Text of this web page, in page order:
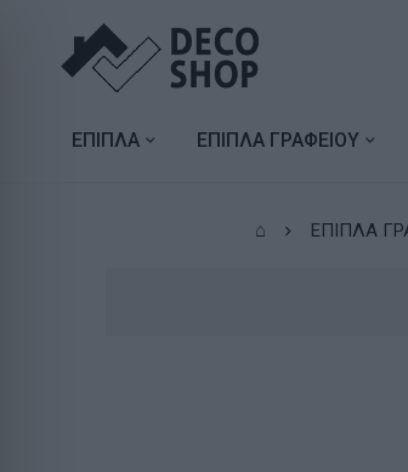
ΕΠΙΠΛΑ ΕΠΙΠΛΑ ΓΡΑΦΕΙΟΥ
⌂ ΕΠΙΠΛΑ